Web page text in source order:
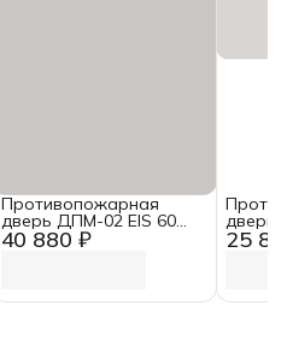
40 880 ₽
Противопожарная
дверь ДПМ-02 EIS 60
(2080*1380) Ferroni 25
дверь